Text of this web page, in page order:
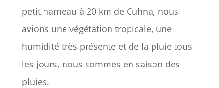
petit hameau à 20 km de Cuhna, nous
avions une végétation tropicale, une
humidité très présente et de la pluie tous
les jours, nous sommes en saison des
pluies.